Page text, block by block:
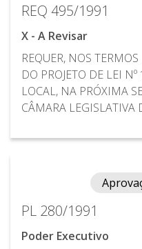
REQ 495/1991
X - A Revisar
REQUER, NOS
DO PROJETO DE LEI
LOCAL, NA PRÓXIMA
CÂMARA LEGISLATIVA
PL 280/1991
Poder Executivo